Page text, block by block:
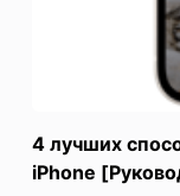
4 лучших
iPhone